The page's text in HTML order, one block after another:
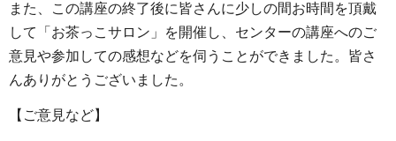
また、この講座の終了後に皆さんに少しの間お時間を頂戴
して「お茶っこサロン」を開催し、センターの講座へのご
意見や参加しての感想などを伺うことができました。皆さ
んありがとうございました。
【ご意見など】